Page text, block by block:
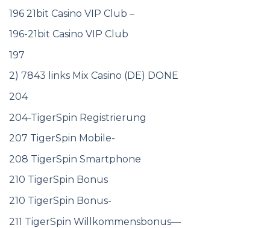
196 21bit Casino VIP Club –
196-21bit Casino VIP Club
197
2) 7843 links Mix Casino (DE) DONE
204
204-TigerSpin Registrierung
207 TigerSpin Mobile-
208 TigerSpin Smartphone
210 TigerSpin Bonus
210 TigerSpin Bonus-
211 TigerSpin Willkommensbonus—